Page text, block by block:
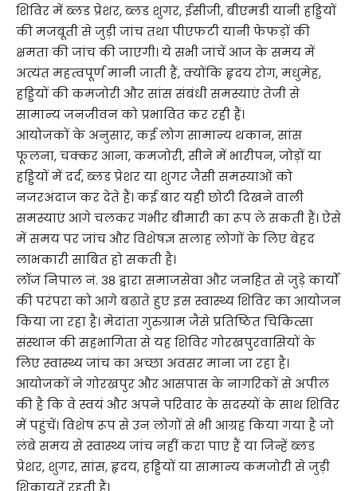
शिविर में ब्लड प्रेशर, ब्लड शुगर, ईसीजी, बीएमडी यानी हड्डियों
की मजबूती से जुड़ी जांच तथा पीएफटी यानी फेफड़ों की
क्षमता की जांच की जाएगी। ये सभी जांचें आज के समय में
अत्यंत महत्वपूर्ण मानी जाती हैं, क्योंकि हृदय रोग, मधुमेह,
हड्डियों की कमजोरी और सांस संबंधी समस्याएं तेजी से
सामान्य जनजीवन को प्रभावित कर रही हैं।
आयोजकों के अनुसार, कई लोग सामान्य थकान, सांस
फूलना, चक्कर आना, कमजोरी, सीने में भारीपन, जोड़ों या
हड्डियों में दर्द, ब्लड प्रेशर या शुगर जैसी समस्याओं को
नजरअंदाज कर देते हैं। कई बार यही छोटी दिखने वाली
समस्याएं आगे चलकर गंभीर बीमारी का रूप ले सकती हैं। ऐसे
में समय पर जांच और विशेषज्ञ सलाह लोगों के लिए बेहद
लाभकारी साबित हो सकती है।
लॉज निपाल नं. 38 द्वारा समाजसेवा और जनहित से जुड़े कार्यों
की परंपरा को आगे बढ़ाते हुए इस स्वास्थ्य शिविर का आयोजन
किया जा रहा है। मेदांता गुरुग्राम जैसे प्रतिष्ठित चिकित्सा
संस्थान की सहभागिता से यह शिविर गोरखपुरवासियों के
लिए स्वास्थ्य जांच का अच्छा अवसर माना जा रहा है।
आयोजकों ने गोरखपुर और आसपास के नागरिकों से अपील
की है कि वे स्वयं और अपने परिवार के सदस्यों के साथ शिविर
में पहुंचें। विशेष रूप से उन लोगों से भी आग्रह किया गया है जो
लंबे समय से स्वास्थ्य जांच नहीं करा पाए हैं या जिन्हें ब्लड
प्रेशर, शुगर, सांस, हृदय, हड्डियों या सामान्य कमजोरी से जुड़ी